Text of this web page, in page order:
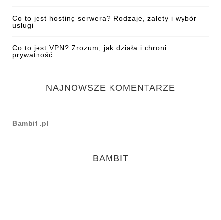
Co to jest hosting serwera? Rodzaje, zalety i wybór
usługi
Co to jest VPN? Zrozum, jak działa i chroni
prywatność
NAJNOWSZE KOMENTARZE
Bambit .pl
BAMBIT